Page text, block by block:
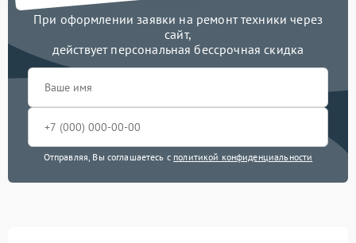
При оформлении заявки на ремонт техники через
сайт,
действует персональная бессрочная скидка
Отправляя, Вы соглашаетесь с политикой конфиденциальности